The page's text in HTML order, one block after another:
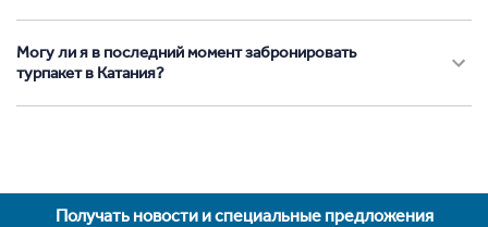
Могу ли я в последний момент забронировать
турпакет в Катания?
Получать новости и специальные предложения